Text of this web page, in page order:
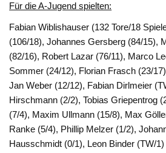
Für die A-Jugend spielten:
Fabian Wiblishauser (132 Tore/18
(106/18), Johannes Gersberg (84/15),
(82/16), Robert Lazar (76/11), Marco
Sommer (24/12), Florian Frasch (23/
Jan Weber (12/12), Fabian Dirlmeier
Hirschmann (2/2), Tobias Griepentrog
(7/4), Maxim Ullmann (15/8), Max
Ranke (5/4), Phillip Melzer (1/2),
Hausschmidt (0/1), Leon Binder (TW/1)